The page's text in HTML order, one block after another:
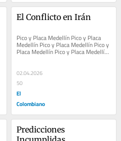
El Conflicto en Irán
Pico y Placa Medellín Pico y Placa
Medellín Pico y Placa Medellín Pico y
Placa Medellín Pico y Placa Medellín
Pico y Placa Medellín Pico y Placa...
02.04.2026
50
El
Colombiano
Predicciones